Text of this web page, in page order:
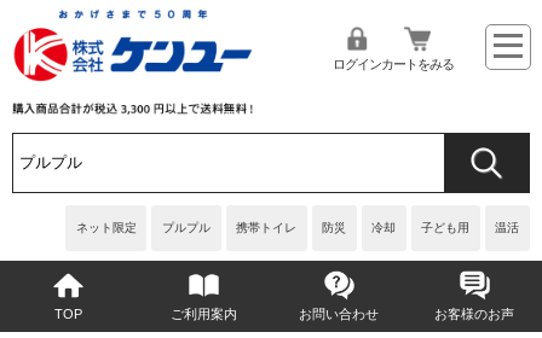
ネット限定 プルプル 携帯トイレ 防災 冷却 子ども用 温活
ログインカートをみる
TOP ご利用案内 お問い合わせ お客様のお声